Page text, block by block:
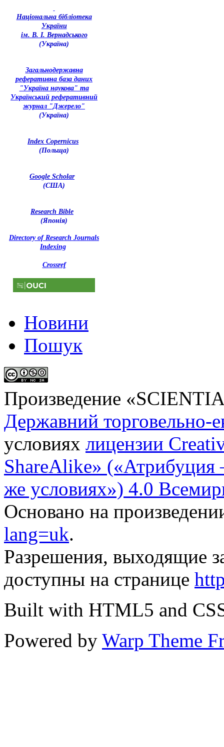
Національна бібліотека
України
ім. В. І. Вернадського
(Україна)
Загальнодержавна
реферативна база даних
"Україна наукова" та
Український реферативний
журнал "Джерело"
(Україна)
Index Copernicus
(Польща)
Google Scholar
(США)
Research Bible
(Японія)
Directory of Research Journals
Indexing
Crossref
Новини
Пошук
Произведение «
Державний торговельно-
условиях лицензии
ShareAlike»
же условиях») 4.0
Основано на
lang=uk.
Разрешения, выходящие
доступны на странице
Built with HTML5 and
Powered by Warp Theme